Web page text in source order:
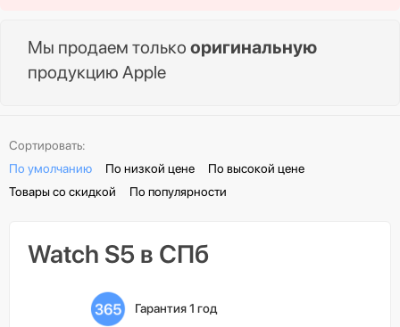
Мы продаем только оригинальную
продукцию Apple
Сортировать:
По умолчанию
По низкой цене
По высокой цене
Товары со скидкой
По популярности
Watch S5 в СПб
Гарантия 1 год